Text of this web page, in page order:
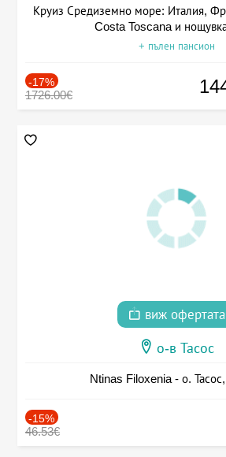
Круиз Средиземно море: Италия,
Costa Toscana и
+ пълен пансион
-17%
1726.00€
виж офертата
о-в Тасос
Ntinas Filoxenia - о.
-15%
46.53€